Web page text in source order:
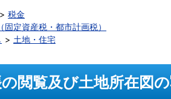
税金
固定資産税・都市計画税）
土地・住宅
閲覧及び土地所在図